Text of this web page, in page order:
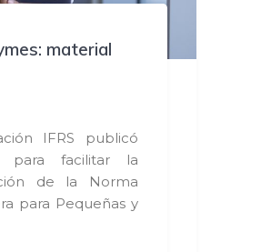
material
IFRS publicó
para facilitar la
de la Norma
para Pequeñas y